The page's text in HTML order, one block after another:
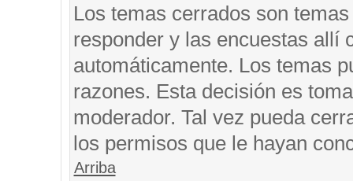
Los temas cerrados son
responder y las encuestas allí
automáticamente. Los temas
razones. Esta decisión es
moderador. Tal vez pueda
los permisos que le hayan
Arriba